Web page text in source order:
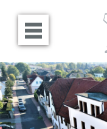
Menü